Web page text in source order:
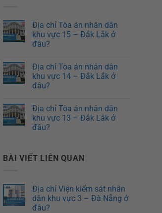
Địa chỉ Tòa án nhân dân
khu vực 15 – Đắk Lắk ở
đâu?
Địa chỉ Tòa án nhân dân
khu vực 14 – Đắk Lắk ở
đâu?
Địa chỉ Tòa án nhân dân
khu vực 13 – Đắk Lắk ở
đâu?
BÀI VIẾT LIÊN QUAN
Địa chỉ Viện kiểm sát nhân
dân khu vực 3 – Đà Nẵng ở
đâu?